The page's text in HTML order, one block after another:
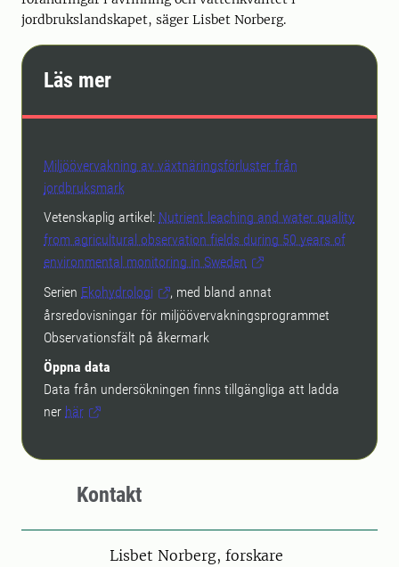
jordbrukslandskapet, säger Lisbet Norberg.
Läs mer
Miljöövervakning av växtnäringsförluster från
jordbruksmark
Vetenskaplig artikel: Nutrient leaching and water quality
from agricultural observation fields during 50 years of
environmental monitoring in Sweden
Serien Ekohydrologi
, med bland annat
årsredovisningar för miljöövervakningsprogrammet
Observationsfält på åkermark
Öppna data
Data från undersökningen finns tillgängliga att ladda
ner här
Kontakt
PersonLisbet Norberg, forskare